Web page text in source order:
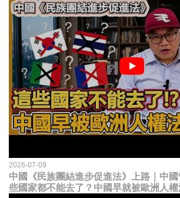
2026-07-09
中國《民族團結進步促進法》上路｜中
些國家都不能去了？中國早就被歐洲人權